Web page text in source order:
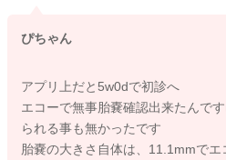
ぴちゃん
アプリ上だと5w0dで初診へ
エコーで無事胎嚢確認出来たんで
られる事も無かったです
胎嚢の大きさ自体は、11.1mmで